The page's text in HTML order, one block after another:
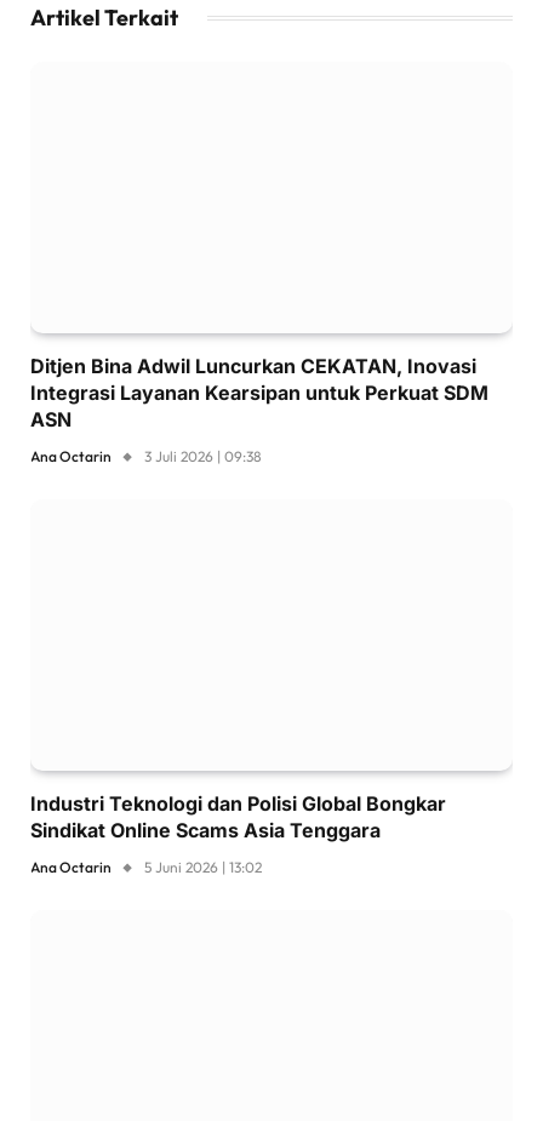
Artikel Terkait
Ditjen Bina Adwil Luncurkan CEKATAN, Inovasi
Integrasi Layanan Kearsipan untuk Perkuat SDM
ASN
Ana Octarin 3 Juli 2026 | 09:38
Industri Teknologi dan Polisi Global Bongkar
Sindikat Online Scams Asia Tenggara
Ana Octarin 5 Juni 2026 | 13:02